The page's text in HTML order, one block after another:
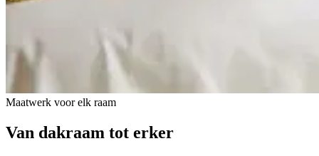
Maatwerk voor elk raam
Van dakraam tot erker